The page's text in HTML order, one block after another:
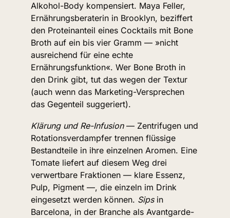
Alkohol-Body kompensiert. Maya Feller,
Ernährungsberaterin in Brooklyn, beziffert
den Proteinanteil eines Cocktails mit Bone
Broth auf ein bis vier Gramm — »nicht
ausreichend für eine echte
Ernährungsfunktion«. Wer Bone Broth in
den Drink gibt, tut das wegen der Textur
(auch wenn das Marketing-Versprechen
das Gegenteil suggeriert).
Klärung und Re-Infusion — Zentrifugen und
Rotationsverdampfer trennen flüssige
Bestandteile in ihre einzelnen Aromen. Eine
Tomate liefert auf diesem Weg drei
verwertbare Fraktionen — klare Essenz,
Pulp, Pigment —, die einzeln im Drink
eingesetzt werden können. Sips in
Barcelona, in der Branche als Avantgarde-